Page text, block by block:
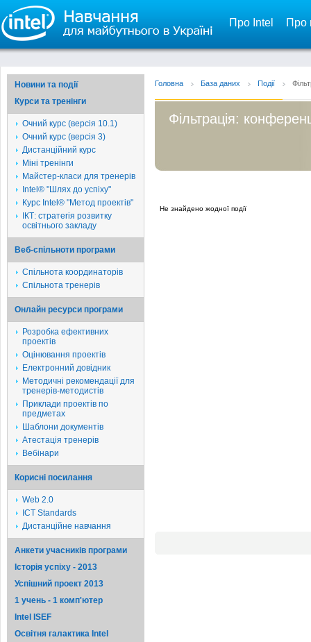
Про Intel Про
Новини та події
Курси та тренінги
Очний курс (версія 10.1)
Очний курс (версія 3)
Дистанційний курс
Міні тренінги
Майстер-класи для тренерів
Intel® "Шлях до успіху"
Курс Intel® "Метод проектів"
ІКТ: стратегія розвитку
освітнього закладу
Веб-спільноти програми
Спільнота координаторів
Спільнота тренерів
Онлайн ресурси програми
Розробка ефективних
проектів
Оцінювання проектів
Електронний довідник
Методичні рекомендації для
тренерів-методистів
Приклади проектів по
предметах
Шаблони документів
Атестація тренерів
Вебінари
Корисні посилання
Web 2.0
ICT Standards
Дистанційне навчання
Анкети учасників програми
Історія успіху - 2013
Успішний проект 2013
1 учень - 1 комп'ютер
Intel ISEF
Освітня галактика Intel
Головна База даних Події
Фільтрація:
Не знайдено жодної події